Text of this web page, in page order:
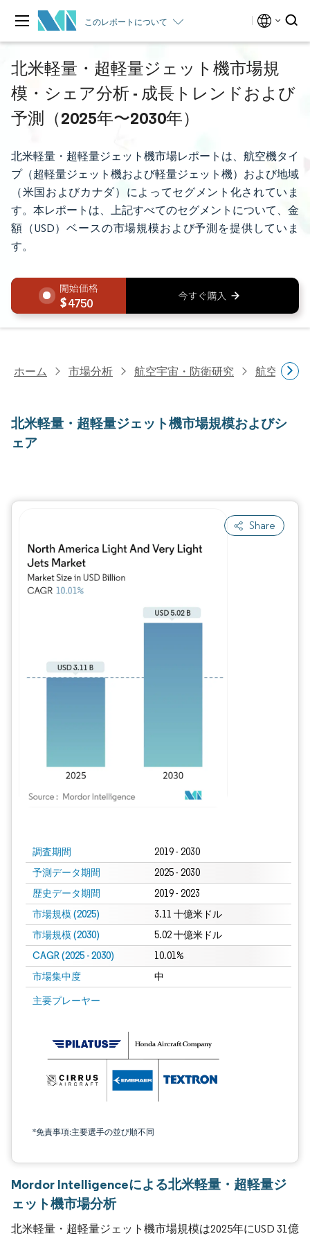
このレポートについて
北米軽量・超軽量ジェット機市場規
模・シェア分析 - 成長トレンドおよび
予測（2025年〜2030年）
北米軽量・超軽量ジェット機市場レポートは、航空機タイ
プ（超軽量ジェット機および軽量ジェット機）および地域
（米国およびカナダ）によってセグメント化されていま
す。本レポートは、上記すべてのセグメントについて、金
額（USD）ベースの市場規模および予測を提供していま
す。
4750
ホーム 市場分析 航空宇宙・防衛研究 航空研究
北米軽量・超軽量ジェット機市場規模およびシ
ェア
Share
調査期間 2019 - 2030
予測データ期間 2025 - 2030
歴史データ期間 2019 - 2023
市場規模 (2025) 3.11 十億米ドル
市場規模 (2030) 5.02 十億米ドル
CAGR (2025 - 2030) 10.01%
市場集中度 中
主要プレーヤー
*免責事項:主要選手の並び順不同
Mordor Intelligenceによる北米軽量・超軽量ジ
ェット機市場分析
北米軽量・超軽量ジェット機市場規模は2025年にUSD 31億